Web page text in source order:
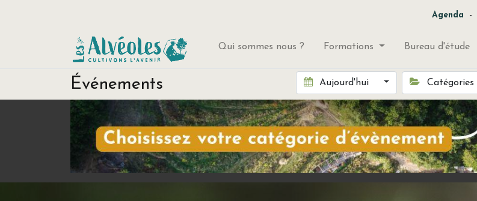
Agenda -
Qui sommes nous ? Formations Bureau d'étude
Événements Aujourd'hui Catégories